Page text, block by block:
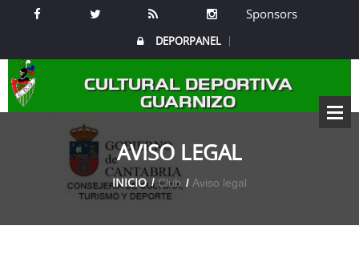
Sponsors
DEPORPANEL
CULTURAL DEPORTIVA
GUARNIZO
AVISO LEGAL
INICIO Club Aviso legal